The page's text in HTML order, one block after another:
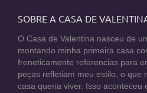
SOBRE A CASA DE
O Casa de Valentina nasceu de
montando minha primeira casa
freneticamente referencias para
peças refletiam meu estilo, o que
casa queria viver. Isso aconteceu